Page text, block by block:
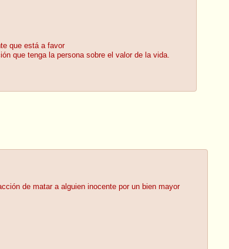
que está a favor
que tenga la persona sobre el valor de la vida.
de matar a alguien inocente por un bien mayor